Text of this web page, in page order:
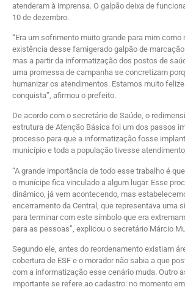
atenderam à imprensa. O galpão deixa de
10 de dezembro.
“Era um sofrimento muito grande para mim como
existência desse famigerado galpão de marcação
mas a partir da informatização dos postos de
uma promessa de campanha se concretizam
humanizar os atendimentos. Estamos muito
conquista”, afirmou o prefeito.
De acordo com o secretário de Saúde, o
estrutura de Atenção Básica foi um dos passos
processo para que a informatização fosse
município e toda a população tivesse
“A grande importância de todo esse trabalho é
o munícipe fica vinculado a algum lugar. Esse
dinâmico, já vem acontecendo, mas
encerramento da Central, que representava uma
para terminar com este símbolo que era
para as pessoas”, explicou o secretário Márcio
Segundo ele, antes do reordenamento existiam
cobertura de ESF e o morador não sabia a que
com a informatização esse cenário muda. Outro
importante se refere ao cadastro: no momento